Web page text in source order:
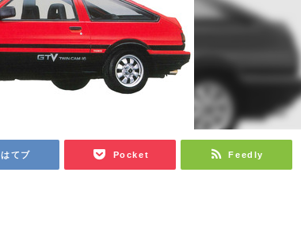
はてブ Pocket Feedly